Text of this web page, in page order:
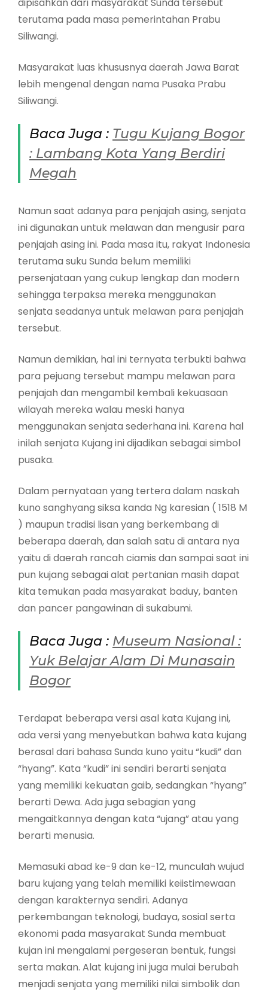
dipisahkan dari masyarakat Sunda tersebut
terutama pada masa pemerintahan Prabu
Siliwangi.
Masyarakat luas khususnya daerah Jawa Barat
lebih mengenal dengan nama Pusaka Prabu
Siliwangi.
Baca Juga : Tugu Kujang Bogor
: Lambang Kota Yang Berdiri
Megah
Namun saat adanya para penjajah asing, senjata
ini digunakan untuk melawan dan mengusir para
penjajah asing ini. Pada masa itu, rakyat Indonesia
terutama suku Sunda belum memiliki
persenjataan yang cukup lengkap dan modern
sehingga terpaksa mereka menggunakan
senjata seadanya untuk melawan para penjajah
tersebut.
Namun demikian, hal ini ternyata terbukti bahwa
para pejuang tersebut mampu melawan para
penjajah dan mengambil kembali kekuasaan
wilayah mereka walau meski hanya
menggunakan senjata sederhana ini. Karena hal
inilah senjata Kujang ini dijadikan sebagai simbol
pusaka.
Dalam pernyataan yang tertera dalam naskah
kuno sanghyang siksa kanda Ng karesian ( 1518 M
) maupun tradisi lisan yang berkembang di
beberapa daerah, dan salah satu di antara nya
yaitu di daerah rancah ciamis dan sampai saat ini
pun kujang sebagai alat pertanian masih dapat
kita temukan pada masyarakat baduy, banten
dan pancer pangawinan di sukabumi.
Baca Juga : Museum Nasional :
Yuk Belajar Alam Di Munasain
Bogor
Terdapat beberapa versi asal kata Kujang ini,
ada versi yang menyebutkan bahwa kata kujang
berasal dari bahasa Sunda kuno yaitu “kudi” dan
“hyang”. Kata “kudi” ini sendiri berarti senjata
yang memiliki kekuatan gaib, sedangkan “hyang”
berarti Dewa. Ada juga sebagian yang
mengaitkannya dengan kata “ujang” atau yang
berarti menusia.
Memasuki abad ke-9 dan ke-12, munculah wujud
baru kujang yang telah memiliki keiistimewaan
dengan karakternya sendiri. Adanya
perkembangan teknologi, budaya, sosial serta
ekonomi pada masyarakat Sunda membuat
kujan ini mengalami pergeseran bentuk, fungsi
serta makan. Alat kujang ini juga mulai berubah
menjadi senjata yang memiliki nilai simbolik dan